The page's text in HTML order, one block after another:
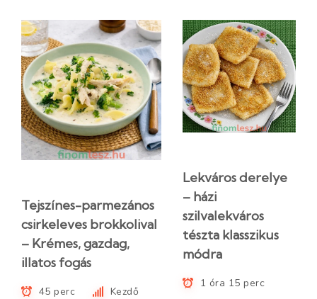
Tejszínes-parmezános
csirkeleves brokkolival
– Krémes, gazdag,
illatos fogás
45 perc Kezdő
Lekváros derelye
– házi
szilvalekváros
tészta klasszikus
módra
1 óra 15 perc